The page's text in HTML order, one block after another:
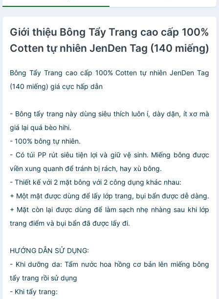
Giới thiệu Bông Tẩy Trang cao cấp 100%
Cotten tự nhiên JenDen Tag (140 miếng)
Bông Tẩy Trang cao cấp 100% Cotten tự nhiên JenDen Tag
(140 miếng) giá cực hấp dẫn
- Bông tẩy trang này dùng siêu thích luôn í, dày dặn, ít xơ mà
giá lại quá bèo hihi.
- 100% bông tự nhiên.
- Có túi PP rút siêu tiện lợi và giữ vệ sinh. Miếng bông được
viền xung quanh để tránh bị rách, hay xù bông.
- Thiết kế với 2 mặt bông với 2 công dụng khác nhau:
+ Một mặt được dùng để lấy lớp trang, bụi bẩn được dễ dàng.
+ Mặt còn lại được dùng để làm sạch nhẹ nhàng sau khi lớp
trang điểm và bụi bẩn đã được lấy đi.
HƯỚNG DẪN SỬ DỤNG:
- Khi dưỡng da: Tẩm nước hoa hồng cơ bản lên miếng bông
tẩy trang rồi sử dụng
- Khi tẩy trang: